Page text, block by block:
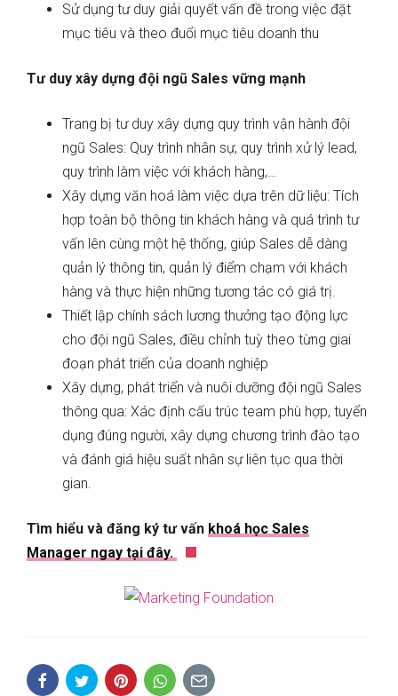
Sử dụng tư duy giải quyết vấn đề trong việc đặt
mục tiêu và theo đuổi mục tiêu doanh thu
Tư duy xây dựng đội ngũ Sales vững mạnh
Trang bị tư duy xây dựng quy trình vận hành đội
ngũ Sales: Quy trình nhân sự, quy trình xử lý lead,
quy trình làm việc với khách hàng,…
Xây dựng văn hoá làm việc dựa trên dữ liệu: Tích
hợp toàn bộ thông tin khách hàng và quá trình tư
vấn lên cùng một hệ thống, giúp Sales dễ dàng
quản lý thông tin, quản lý điểm chạm với khách
hàng và thực hiện những tương tác có giá trị.
Thiết lập chính sách lương thưởng tạo động lực
cho đội ngũ Sales, điều chỉnh tuỳ theo từng giai
đoạn phát triển của doanh nghiệp
Xây dựng, phát triển và nuôi dưỡng đội ngũ Sales
thông qua: Xác định cấu trúc team phù hợp, tuyển
dụng đúng người, xây dựng chương trình đào tạo
và đánh giá hiệu suất nhân sự liên tục qua thời
gian.
Tìm hiểu và đăng ký tư vấn khoá học Sales
Manager ngay tại đây.